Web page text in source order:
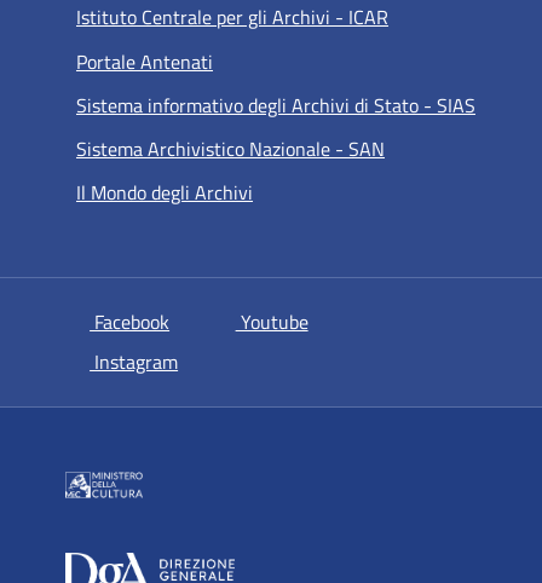
Istituto Centrale per gli Archivi - ICAR
Portale Antenati
Sistema informativo degli Archivi di Stato - SIAS
Sistema Archivistico Nazionale - SAN
Il Mondo degli Archivi
Facebook si apre in una nuova scheda
Youtubesi apre in una nuova scheda
Instagramsi apre in una nuova scheda